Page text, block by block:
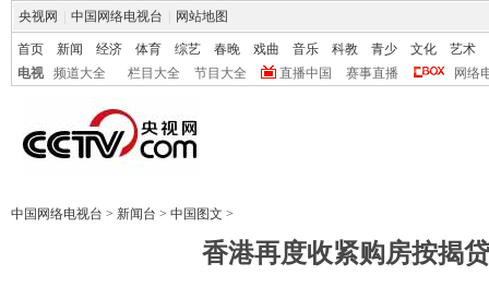
央视网 中国网络电视台 网站地图
首页 新闻 经济 体育 综艺 春晚 戏曲 音乐 科教 青少 文化
艺术
电视
频道大全 栏目大全 节目大全 直播中国 赛事直播 网络
中国网络电视台 > 新闻台 > 中国图文 >
香港再度收紧购房按揭